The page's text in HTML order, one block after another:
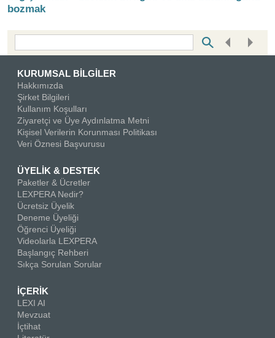
bozmak
KURUMSAL BİLGİLER
Hakkımızda
Şirket Bilgileri
Kullanım Koşulları
Ziyaretçi ve Üye Aydınlatma Metni
Kişisel Verilerin Korunması Politikası
Veri Öznesi Başvurusu
ÜYELİK & DESTEK
Paketler & Ücretler
LEXPERA Nedir?
Ücretsiz Üyelik
Deneme Üyeliği
Öğrenci Üyeliği
Videolarla LEXPERA
Başlangıç Rehberi
Sıkça Sorulan Sorular
İÇERİK
LEXI AI
Mevzuat
İçtihat